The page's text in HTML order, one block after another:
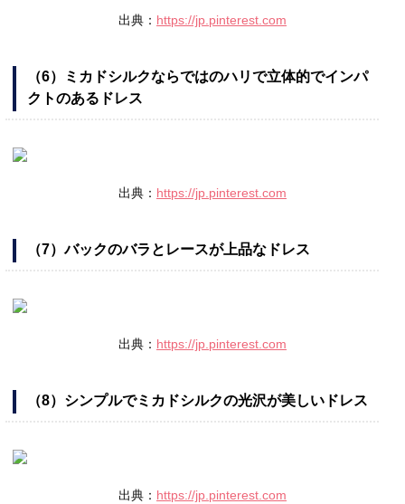
出典： https://jp.pinterest.com
（6）ミカドシルクならではのハリで立体的でインパ
クトのあるドレス
出典： https://jp.pinterest.com
（7）バックのバラとレースが上品なドレス
出典： https://jp.pinterest.com
（8）シンプルでミカドシルクの光沢が美しいドレス
出典： https://jp.pinterest.com